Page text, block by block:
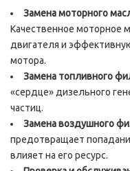
Замена моторного
Качественное моторное
двигателя и
мотора.
Замена топливного
«сердце» дизельного
частиц.
Замена воздушного
предотвращает
влияет на его ресурс.